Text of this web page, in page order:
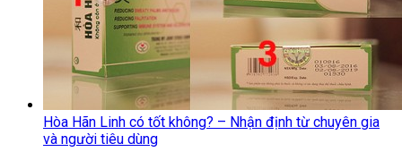
Hòa Hãn Linh có tốt không? – Nhận định từ chuyên gia
và người tiêu dùng